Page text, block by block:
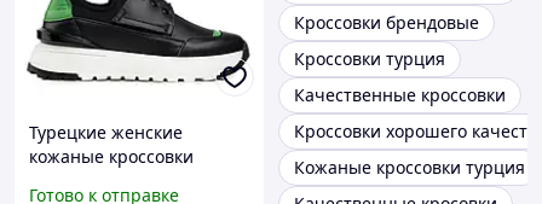
Турецкие женские
кожаные кроссовки
Готово к отправке
Кроссовки брендовые
Кроссовки турция
Качественные кроссовки
Кроссовки хорошего
Кожаные кроссовки турция